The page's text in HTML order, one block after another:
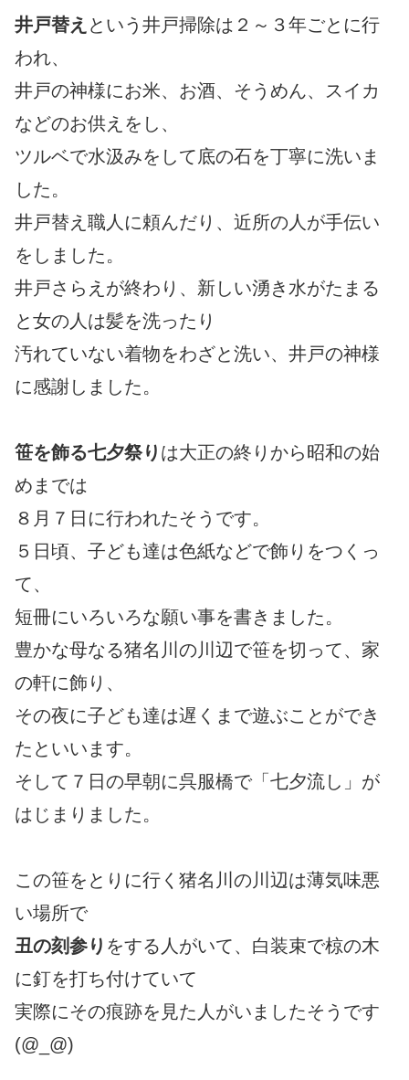
井戸替え という井戸掃除は２～３年ごとに行
われ、
井戸の神様にお米、お酒、そうめん、スイカ
などのお供えをし、
ツルベで水汲みをして底の石を丁寧に洗いま
した。
井戸替え職人に頼んだり、近所の人が手伝い
をしました。
井戸さらえが終わり、新しい湧き水がたまる
と女の人は髪を洗ったり
汚れていない着物をわざと洗い、井戸の神様
に感謝しました。
笹を飾る七夕祭り は大正の終りから昭和の始
めまでは
８月７日に行われたそうです。
５日頃、子ども達は色紙などで飾りをつくっ
て、
短冊にいろいろな願い事を書きました。
豊かな母なる猪名川の川辺で笹を切って、家
の軒に飾り、
その夜に子ども達は遅くまで遊ぶことができ
たといいます。
そして７日の早朝に呉服橋で「七夕流し」が
はじまりました。
この笹をとりに行く猪名川の川辺は薄気味悪
い場所で
丑の刻参り をする人がいて、白装束で椋の木
に釘を打ち付けていて
実際にその痕跡を見た人がいましたそうです
(@_@)